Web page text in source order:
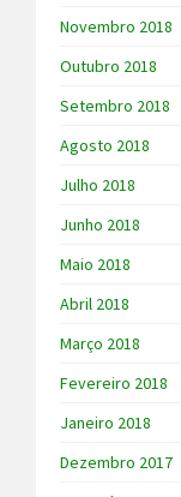
Novembro 2018
Outubro 2018
Setembro 2018
Agosto 2018
Julho 2018
Junho 2018
Maio 2018
Abril 2018
Março 2018
Fevereiro 2018
Janeiro 2018
Dezembro 2017